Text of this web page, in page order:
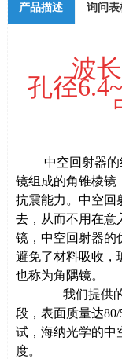
产品描述 询问表
波长
孔径
中空回射器
镜组成的角锥棱镜
抗震能力。中空回
去，从而不用在意
镜，中空回射器的
避免了材料吸收，
也称为角隅镜。
我们提供
段，表面质量达80/
试，海纳光学的中
度。